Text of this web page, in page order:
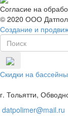
Согласие на
© 2020 ООО
Создание и
Скидки на
г. Тольятти,
datpolimer@mail.ru